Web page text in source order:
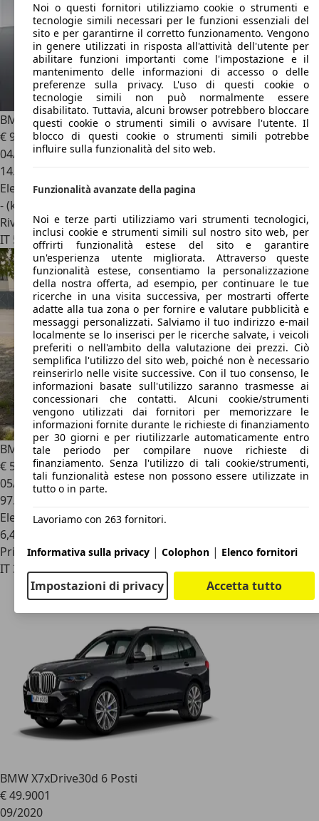
BMW X7xdrive 40d 48V MSport Pro auto 7p.ti
€ 90.0001
04/2025
14.500 km
Elettrica/Diesel
- (kWh/100 km)
Rivenditore
IT 50059Vinci - Firenze - Fi
BMW X7xdrive40d
€ 58.900
05/2021
97.000 km
Elettrica/Diesel
6,4 l/100 km (comb.)
Privato
IT 35010Vigonza
BMW X7xDrive30d 6 Posti
€ 49.9001
09/2020
Noi o questi fornitori utilizziamo cookie o strumenti e
tecnologie simili necessari per le funzioni essenziali del
sito e per garantirne il corretto funzionamento. Vengono
in genere utilizzati in risposta all'attività dell'utente per
abilitare funzioni importanti come l'impostazione e il
mantenimento delle informazioni di accesso o delle
preferenze sulla privacy. L'uso di questi cookie o
tecnologie simili non può normalmente essere
disabilitato. Tuttavia, alcuni browser potrebbero bloccare
questi cookie o strumenti simili o avvisare l'utente. Il
blocco di questi cookie o strumenti simili potrebbe
influire sulla funzionalità del sito web.
Funzionalità avanzate della pagina
Noi e terze parti utilizziamo vari strumenti tecnologici,
inclusi cookie e strumenti simili sul nostro sito web, per
offrirti funzionalità estese del sito e garantire
un'esperienza utente migliorata. Attraverso queste
funzionalità estese, consentiamo la personalizzazione
della nostra offerta, ad esempio, per continuare le tue
ricerche in una visita successiva, per mostrarti offerte
adatte alla tua zona o per fornire e valutare pubblicità e
messaggi personalizzati. Salviamo il tuo indirizzo e-mail
localmente se lo inserisci per le ricerche salvate, i veicoli
preferiti o nell'ambito della valutazione dei prezzi. Ciò
semplifica l'utilizzo del sito web, poiché non è necessario
reinserirlo nelle visite successive. Con il tuo consenso, le
informazioni basate sull'utilizzo saranno trasmesse ai
concessionari che contatti. Alcuni cookie/strumenti
vengono utilizzati dai fornitori per memorizzare le
informazioni fornite durante le richieste di finanziamento
per 30 giorni e per riutilizzarle automaticamente entro
tale periodo per compilare nuove richieste di
finanziamento. Senza l'utilizzo di tali cookie/strumenti,
tali funzionalità estese non possono essere utilizzate in
tutto o in parte.
Lavoriamo con 263 fornitori.
Informativa sulla privacy | Colophon | Elenco fornitori
Impostazioni di privacy Accetta tutto